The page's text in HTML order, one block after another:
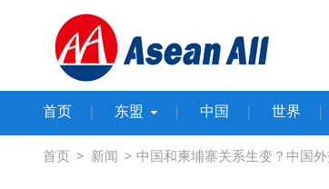
首页 东盟 中国 世界
首页 > 新闻 > 中国和柬埔寨关系生变？中国